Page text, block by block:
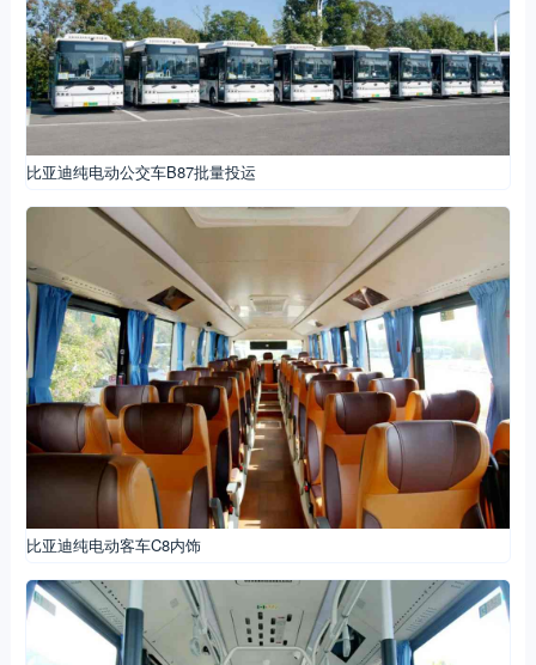
比亚迪纯电动公交车B87批量投运
比亚迪纯电动客车C8内饰